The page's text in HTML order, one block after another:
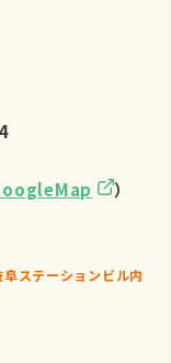
）
阜ステーションビル内